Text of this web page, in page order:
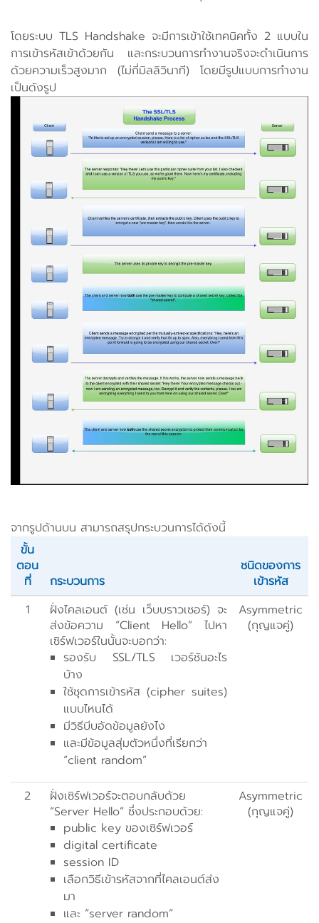
โดยระบบ TLS Handshake จะมีการเข้าใช้เทคนิคทั้ง 2 แบบใน
การเข้ารหัสเข้าด้วยกัน และกระบวนการทำงานจริงจะดำเนินการ
ด้วยความเร็วสูงมาก (ไม่กี่มิลลิวินาที) โดยมีรูปแบบการทำงาน
เป็นดังรูป
จากรูปด้านบน สามารถสรุปกระบวนการได้ดังนี้
ขั้น
ตอน
ที่
กระบวนการ
ชนิดของการ
เข้ารหัส
1
ฝั่งไคลเอนต์ (เช่น เว็บบราวเซอร์) จะ
ส่งข้อความ “Client Hello” ไปหา
เซิร์ฟเวอร์ในนั้นจะบอกว่า:
รองรับ SSL/TLS เวอร์ชันอะไร
บ้าง
ใช้ชุดการเข้ารหัส (cipher suites)
แบบไหนได้
มีวิธีบีบอัดข้อมูลยังไง
และมีข้อมูลสุ่มตัวหนึ่งที่เรียกว่า
“client random”
Asymmetric
(กุญแจคู่)
2
ฝั่งเซิร์ฟเวอร์จะตอบกลับด้วย
“Server Hello” ซึ่งประกอบด้วย:
public key ของเซิร์ฟเวอร์
digital certificate
session ID
เลือกวิธีเข้ารหัสจากที่ไคลเอนต์ส่ง
มา
และ “server random”
Asymmetric
(กุญแจคู่)